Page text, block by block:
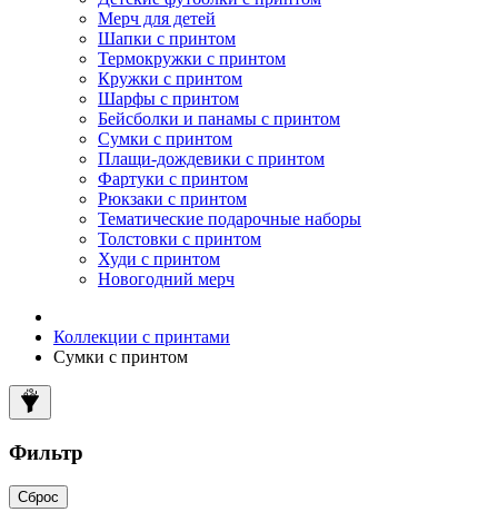
Мерч для детей
Шапки с принтом
Термокружки с принтом
Кружки с принтом
Шарфы с принтом
Бейсболки и панамы с принтом
Сумки с принтом
Плащи-дождевики с принтом
Фартуки с принтом
Рюкзаки с принтом
Тематические подарочные наборы
Толстовки с принтом
Худи с принтом
Новогодний мерч
Коллекции с принтами
Сумки с принтом
Фильтр
Сброс